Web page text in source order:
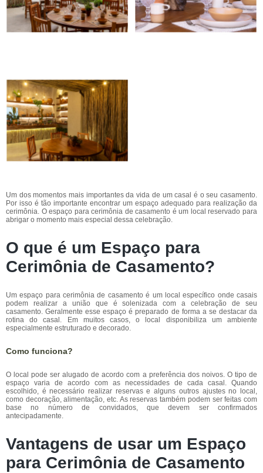
Um dos momentos mais importantes da vida de um casal é o seu casamento.
Por isso é tão importante encontrar um espaço adequado para realização da
cerimônia. O espaço para cerimônia de casamento é um local reservado para
abrigar o momento mais especial dessa celebração.
O que é um Espaço para
Cerimônia de Casamento?
Um espaço para cerimônia de casamento é um local específico onde casais
podem realizar a união que é solenizada com a celebração de seu
casamento. Geralmente esse espaço é preparado de forma a se destacar da
rotina do casal. Em muitos casos, o local disponibiliza um ambiente
especialmente estruturado e decorado.
Como funciona?
O local pode ser alugado de acordo com a preferência dos noivos. O tipo de
espaço varia de acordo com as necessidades de cada casal. Quando
escolhido, é necessário realizar reservas e alguns outros ajustes no local,
como decoração, alimentação, etc. As reservas também podem ser feitas com
base no número de convidados, que devem ser confirmados
antecipadamente.
Vantagens de usar um Espaço
para Cerimônia de Casamento